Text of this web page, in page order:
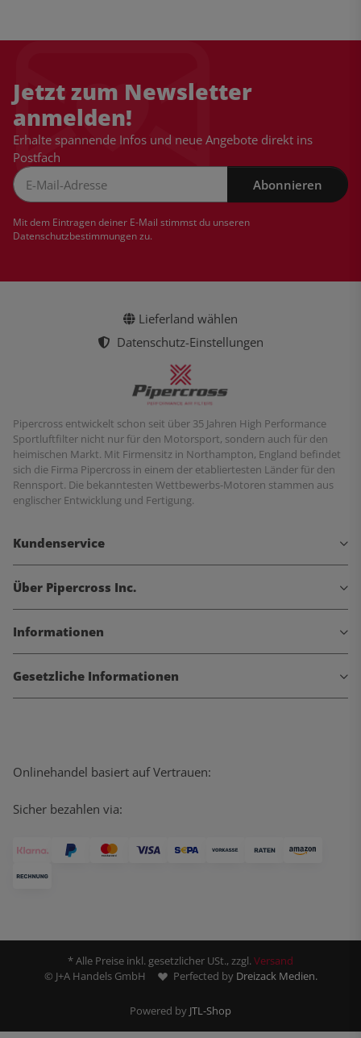
Jetzt zum Newsletter
anmelden!
Erhalte spannende Infos und neue Angebote direkt ins
Postfach
Abonnieren
Mit dem Eintragen deiner E-Mail stimmst du unseren
Datenschutzbestimmungenzu.
Lieferland wählen
Datenschutz-Einstellungen
Pipercross entwickelt schon seit über 35 Jahren High Performance
Sportluftfilter nicht nur für den Motorsport, sondern auch für den
heimischen Markt. Mit Firmensitz in Northampton, England befindet
sich die Firma Pipercross in einem der etabliertesten Länder für den
Rennsport. Die bekanntesten Wettbewerbs-Motoren stammen aus
englischer Entwicklung und Fertigung.
Kundenservice
Über Pipercross Inc.
Informationen
Gesetzliche Informationen
Onlinehandel basiert auf Vertrauen:
Sicher bezahlen via:
* Alle Preise inkl. gesetzlicher USt., zzgl.Versand
© J+A Handels GmbH
Perfected by Dreizack Medien.
Powered by JTL-Shop